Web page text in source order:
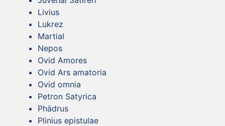
Livius
Lukrez
Martial
Nepos
Ovid Amores
Ovid Ars amatoria
Ovid omnia
Petron Satyrica
Phädrus
Plinius epistulae